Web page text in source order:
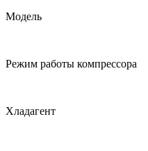
Модель
Режим работы компрессора
Хладагент